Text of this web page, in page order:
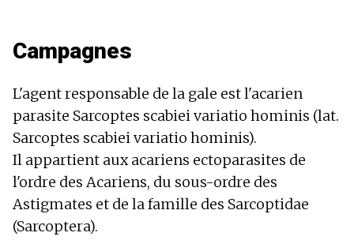
Campagnes
L'agent responsable de la gale est l'acarien
parasite Sarcoptes scabiei variatio hominis (lat.
Sarcoptes scabiei variatio hominis).
Il appartient aux acariens ectoparasites de
l'ordre des Acariens, du sous-ordre des
Astigmates et de la famille des Sarcoptidae
(Sarcoptera).